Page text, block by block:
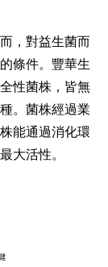
，對益生菌而
條件。豐華生
性菌株，皆無
。菌株經過業
能通過消化環
大活性。